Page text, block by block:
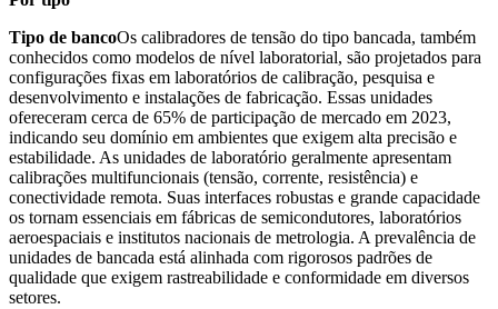
Tipo de bancoOs calibradores de tensão do tipo bancada, também
conhecidos como modelos de nível laboratorial, são projetados para
configurações fixas em laboratórios de calibração, pesquisa e
desenvolvimento e instalações de fabricação. Essas unidades
ofereceram cerca de 65% de participação de mercado em 2023,
indicando seu domínio em ambientes que exigem alta precisão e
estabilidade. As unidades de laboratório geralmente apresentam
calibrações multifuncionais (tensão, corrente, resistência) e
conectividade remota. Suas interfaces robustas e grande capacidade
os tornam essenciais em fábricas de semicondutores, laboratórios
aeroespaciais e institutos nacionais de metrologia. A prevalência de
unidades de bancada está alinhada com rigorosos padrões de
qualidade que exigem rastreabilidade e conformidade em diversos
setores.